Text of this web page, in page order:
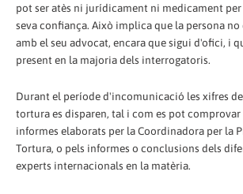
pot ser atès ni jurídicament ni medicament per
seva confiança. Això implica que la persona
amb el seu advocat, encara que sigui d'ofici, i
present en la majoria dels interrogatoris.
Durant el període d'incomunicació les xifres
tortura es disparen, tal i com es pot comprovar
informes elaborats per la Coordinadora per la
Tortura, o pels informes o conclusions dels
experts internacionals en la matèria.